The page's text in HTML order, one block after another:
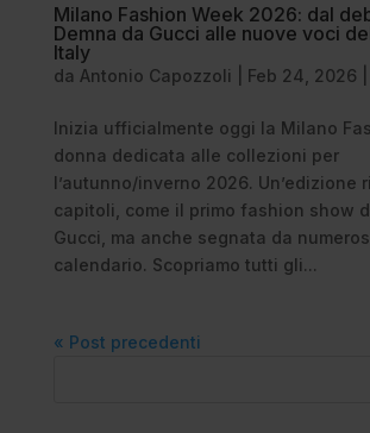
Milano Fashion Week 2026: dal
Demna da Gucci alle nuove voci
Italy
da Antonio Capozzoli Feb 24, 2026
Inizia ufficialmente oggi la Milano
donna dedicata alle collezioni per
l’autunno/inverno 2026. Un’edizione
capitoli, come il primo fashion show
Gucci, ma anche segnata da
calendario. Scopriamo tutti gli...
« Post precedenti